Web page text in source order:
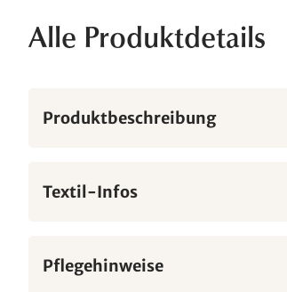
Alle Produktdetails
Produktbeschreibung
Textil-Infos
Pflegehinweise